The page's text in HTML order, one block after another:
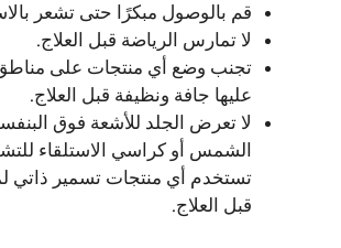
قم بالوصول مبكرًا حتى تشعر
لا تمارس الرياضة قبل العلاج.
تجنب وضع أي منتجات على مناطق
عليها جافة ونظيفة قبل العلاج.
لا تعرض الجلد للأشعة فوق
الشمس أو كراسي الاستلقاء
قبل العلاج.